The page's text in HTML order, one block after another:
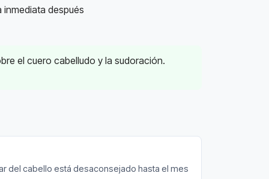
después
el cuero cabelludo y la sudoración.
del cabello está desaconsejado hasta el mes